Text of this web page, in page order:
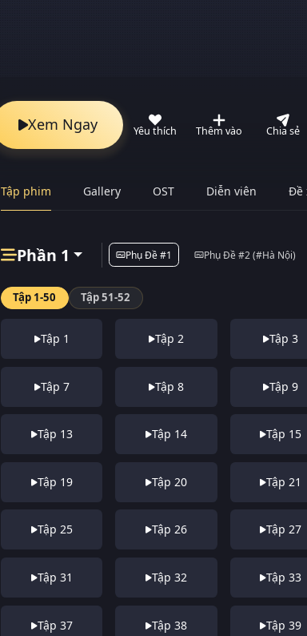
Xem Ngay Yêu thích Thêm vào Chia sẻ
Tập phim Gallery OST Diễn viên Đề
Phần 1 Phụ Đề #1 Phụ Đề #2 (#Hà Nội)
Tập 1-50 Tập 51-52
Tập 1 Tập 2 Tập 3
Tập 7 Tập 8 Tập 9
Tập 13 Tập 14 Tập 15
Tập 19 Tập 20 Tập 21
Tập 25 Tập 26 Tập 27
Tập 31 Tập 32 Tập 33
Tập 37 Tập 38 Tập 39